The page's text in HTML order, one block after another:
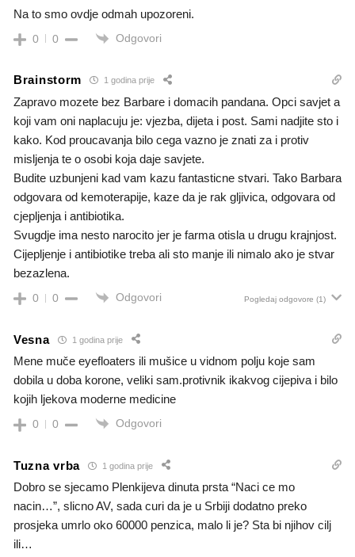
Na to smo ovdje odmah upozoreni.
0 0 Odgovori
Brainstorm 1 godina prije
Zapravo mozete bez Barbare i domacih pandana. Opci savjet a
koji vam oni naplacuju je: vjezba, dijeta i post. Sami nadjite sto i
kako. Kod proucavanja bilo cega vazno je znati za i protiv
misljenja te o osobi koja daje savjete.
Budite uzbunjeni kad vam kazu fantasticne stvari. Tako Barbara
odgovara od kemoterapije, kaze da je rak gljivica, odgovara od
cjepljenja i antibiotika.
Svugdje ima nesto narocito jer je farma otisla u drugu krajnjost.
Cijepljenje i antibiotike treba ali sto manje ili nimalo ako je stvar
bezazlena.
0 0 Odgovori Pogledaj odgovore (1)
Vesna 1 godina prije
Mene muče eyefloaters ili mušice u vidnom polju koje sam
dobila u doba korone, veliki sam.protivnik ikakvog cijepiva i bilo
kojih ljekova moderne medicine
0 0 Odgovori
Tuzna vrba 1 godina prije
Dobro se sjecamo Plenkijeva dinuta prsta “Naci ce mo
nacin…”, slicno AV, sada curi da je u Srbiji dodatno preko
prosjeka umrlo oko 60000 penzica, malo li je? Sta bi njihov cilj
ili…